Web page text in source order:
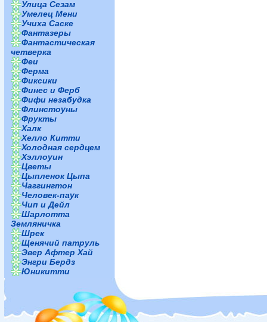
Улица Сезам
Умелец Мени
Учиха Саске
Фантазеры
Фантастическая
четверка
Феи
Ферма
Фиксики
Финес и Ферб
Фифи незабудка
Флинстоуны
Фрукты
Халк
Хелло Китти
Холодная сердцем
Хэллоуин
Цветы
Цыпленок Цыпа
Чаггингтон
Человек-паук
Чип и Дейл
Шарлотта
Земляничка
Шрек
Щенячий патруль
Эвер Афтер Хай
Энгри Бердз
Юникитти